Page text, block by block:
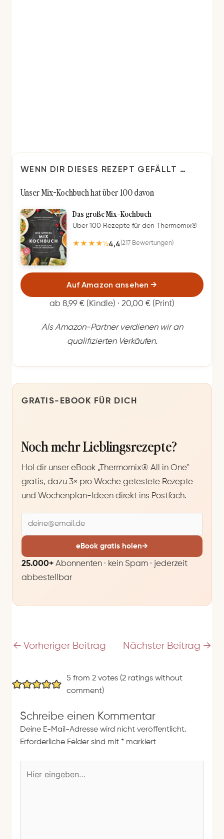
WENN DIR DIESES REZEPT GEFÄLLT …
Unser Mix-Kochbuch hat über 100 davon
Das große Mix-Kochbuch
Über 100 Rezepte für den Thermomix®
★★★★½4,4(217 Bewertungen)
Auf Amazon ansehen→
ab 8,99 € (Kindle) · 20,00 € (Print)
Als Amazon-Partner verdienen wir an
qualifizierten Verkäufen.
GRATIS-EBOOK FÜR DICH
Noch mehr Lieblingsrezepte?
Hol dir unser eBook „Thermomix® All in One"
gratis, dazu 3× pro Woche getestete Rezepte
und Wochenplan-Ideen direkt ins Postfach.
a
i
l
A
e
e
eBook gratis holen→
25.000+ Abonnenten · kein Spam · jederzeit
abbestellbar
← Vorheriger Beitrag Nächster Beitrag →
5 from 2 votes (2 ratings without
comment)
Schreibe einen Kommentar
Deine E-Mail-Adresse wird nicht veröffentlicht.
Erforderliche Felder sind mit * markiert